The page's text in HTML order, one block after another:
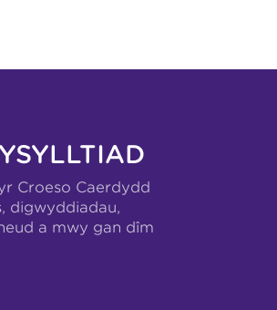
Croeso Caerdydd
digwyddiadau,
a mwy gan dîm